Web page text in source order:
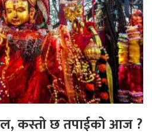
कस्तो छ तपाईको आज ?